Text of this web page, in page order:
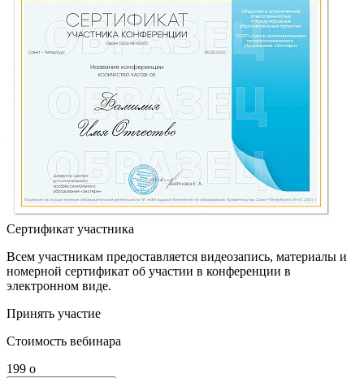
Сертификат участника
Всем участникам предоставляется видеозапись, материалы и
номерной сертификат об участии в конференции в
электронном виде.
Принять участие
Стоимость вебинара
199 o